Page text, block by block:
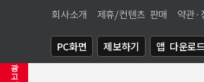
광
고
회사소개 제휴/컨텐츠 판매 약관·
PC화면 제보하기 앱 다운로드